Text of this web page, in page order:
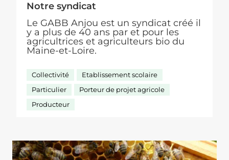
Notre syndicat
Le GABB Anjou est un syndicat créé il
y a plus de 40 ans par et pour les
agricultrices et agriculteurs bio du
Maine-et-Loire.
Collectivité
Etablissement scolaire
Particulier
Porteur de projet agricole
Producteur